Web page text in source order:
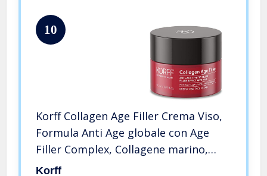
10
Korff Collagen Age Filler Crema Viso,
Formula Anti Age globale con Age
Filler Complex, Collagene marino,
Vitamina PP Azione antirughe,
Korff